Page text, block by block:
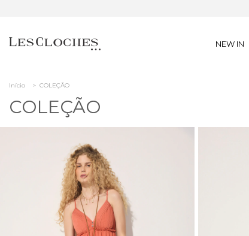
NEW IN
Início > COLEÇÃO
COLEÇÃO